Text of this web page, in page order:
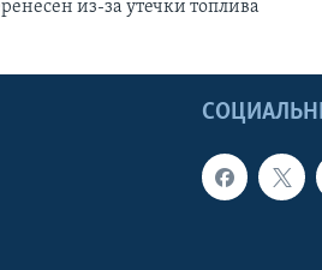
из-за утечки топлива